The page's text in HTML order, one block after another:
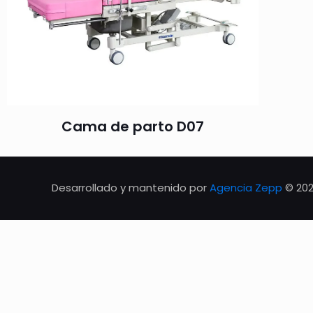
Cama de parto D07
Desarrollado y mantenido porAgencia Zepp ©